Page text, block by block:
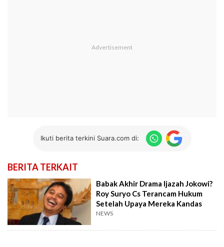
Ikuti berita terkini Suara.com di:
BERITA TERKAIT
Babak Akhir Drama Ijazah Jokowi?
Roy Suryo Cs Terancam Hukum
Setelah Upaya Mereka Kandas
NEWS